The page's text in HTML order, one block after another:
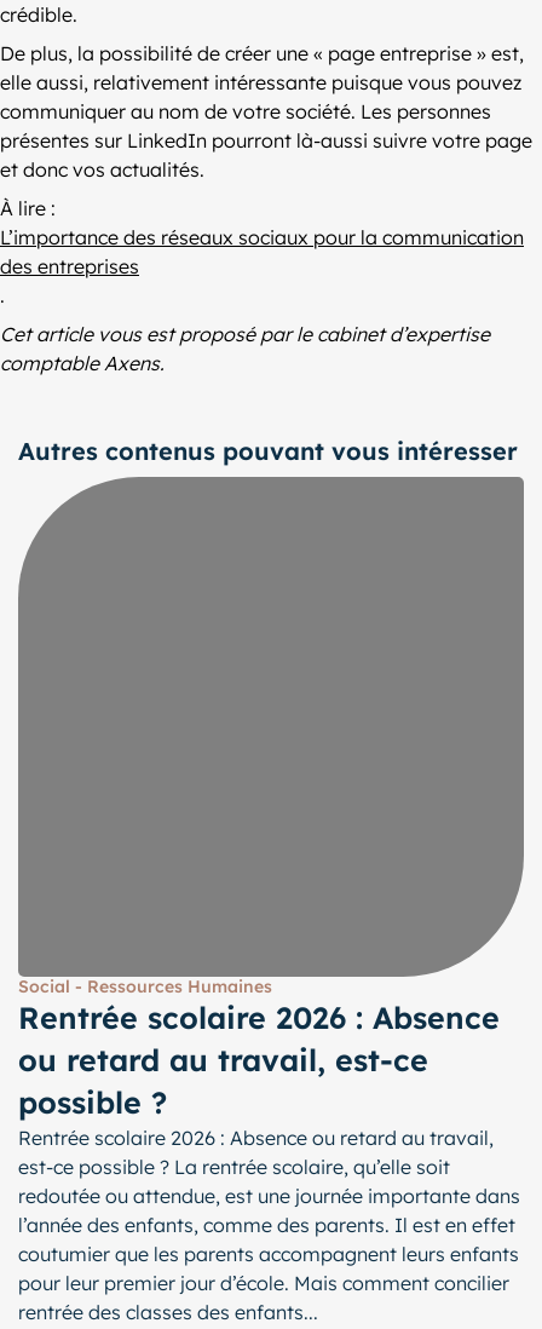
crédible.
De plus, la possibilité de créer une « page entreprise » est,
elle aussi, relativement intéressante puisque vous pouvez
communiquer au nom de votre société. Les personnes
présentes sur LinkedIn pourront là-aussi suivre votre page
et donc vos actualités.
À lire :
L’importance des réseaux sociaux pour la communication
des entreprises
.
Cet article vous est proposé par le cabinet d’expertise
comptable Axens.
Autres contenus pouvant vous intéresser
Social - Ressources Humaines
Rentrée scolaire 2026 : Absence
ou retard au travail, est-ce
possible ?
Rentrée scolaire 2026 : Absence ou retard au travail,
est-ce possible ? La rentrée scolaire, qu’elle soit
redoutée ou attendue, est une journée importante dans
l’année des enfants, comme des parents. Il est en effet
coutumier que les parents accompagnent leurs enfants
pour leur premier jour d’école. Mais comment concilier
rentrée des classes des enfants...